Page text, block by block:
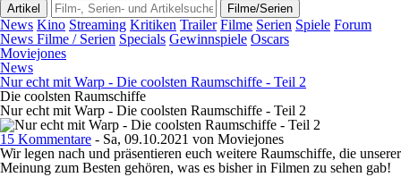
News Kino Streaming Kritiken Trailer Filme Serien Spiele Forum
News Filme / Serien Specials Gewinnspiele Oscars
Moviejones
News
Nur echt mit Warp - Die coolsten Raumschiffe - Teil 2
Die coolsten Raumschiffe
Nur echt mit Warp - Die coolsten Raumschiffe - Teil 2
15 Kommentare - Sa, 09.10.2021 von Moviejones
Wir legen nach und präsentieren euch weitere Raumschiffe, die unserer
Meinung zum Besten gehören, was es bisher in Filmen zu sehen gab!